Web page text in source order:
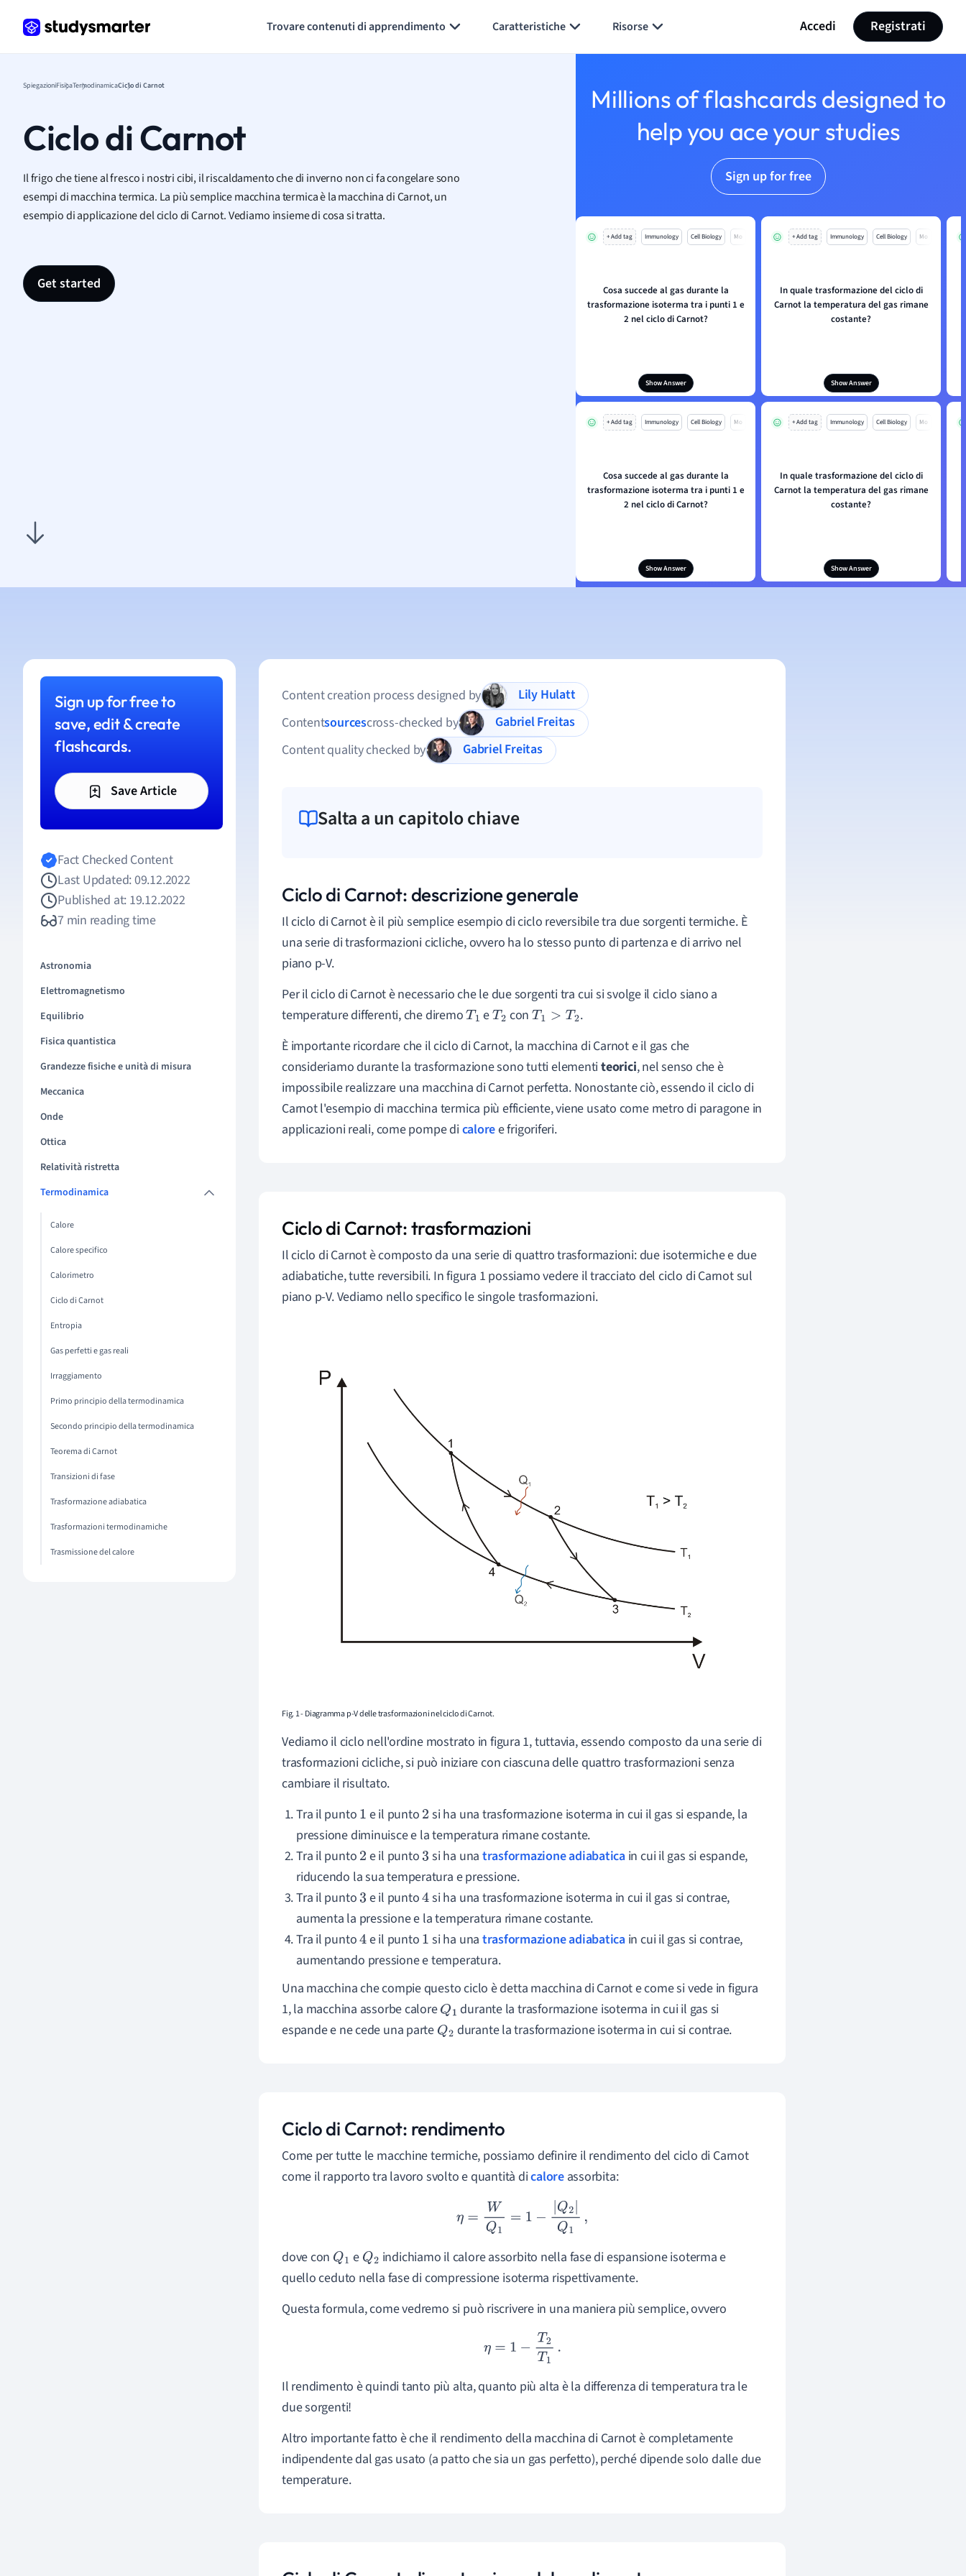
Trovare contenuti di apprendimento Caratteristiche Risorse Accedi Registrati
SpiegazioniFisicaTermodinamicaCiclo di Carnot
Ciclo di Carnot
Il frigo che tiene al fresco i nostri cibi, il riscaldamento che di inverno non ci fa congelare sono
esempi di macchina termica. La più semplice macchina termica è la macchina di Carnot, un
esempio di applicazione del ciclo di Carnot. Vediamo insieme di cosa si tratta.
Get started
Millions of flashcards designed to
help you ace your studies
Sign up for free
+ Add tag Immunology Cell Biology Mo
Cosa succede al gas durante la
trasformazione isoterma tra i punti 1 e
2 nel ciclo di Carnot?
Show Answer
+ Add tag Immunology Cell Biology Mo
In quale trasformazione del ciclo di
Carnot la temperatura del gas rimane
costante?
Show Answer
+ Add tag Immunology Cell Biology Mo
Cosa succede al gas durante la
trasformazione isoterma tra i punti 1 e
2 nel ciclo di Carnot?
Show Answer
+ Add tag Immunology Cell Biology Mo
In quale trasformazione del ciclo di
Carnot la temperatura del gas rimane
costante?
Show Answer
Sign up for free to
save, edit & create
flashcards.
Save Article
Fact Checked Content
Last Updated: 09.12.2022
Published at: 19.12.2022
7 min reading time
Astronomia
Elettromagnetismo
Equilibrio
Fisica quantistica
Grandezze fisiche e unità di misura
Meccanica
Onde
Ottica
Relatività ristretta
Termodinamica
Calore
Calore specifico
Calorimetro
Ciclo di Carnot
Entropia
Gas perfetti e gas reali
Irraggiamento
Primo principio della termodinamica
Secondo principio della termodinamica
Teorema di Carnot
Transizioni di fase
Trasformazione adiabatica
Trasformazioni termodinamiche
Trasmissione del calore
Content creation process designed by
Lily Hulatt
Contentsourcescross-checked by
Gabriel Freitas
Content quality checked by
Gabriel Freitas
Salta a un capitolo chiave
Ciclo di Carnot: descrizione generale
Il ciclo di Carnot è il più semplice esempio di ciclo reversibile tra due sorgenti termiche. È
una serie di trasformazioni cicliche, ovvero ha lo stesso punto di partenza e di arrivo nel
piano p-V.
Per il ciclo di Carnot è necessario che le due sorgenti tra cui si svolge il ciclo siano a
temperature differenti, che diremoT1 eT2 con T1>T2
.
È importante ricordare che il ciclo di Carnot, la macchina di Carnot e il gas che
consideriamo durante la trasformazione sono tutti elementiteorici, nel senso che è
impossibile realizzare una macchina di Carnot perfetta. Nonostante ciò, essendo il ciclo di
Carnot l'esempio di macchina termica più efficiente, viene usato come metro di paragone in
applicazioni reali, come pompe dicaloree frigoriferi.
Ciclo di Carnot: trasformazioni
Il ciclo di Carnot è composto da una serie di quattro trasformazioni: due isotermiche e due
adiabatiche, tutte reversibili. In figura 1 possiamo vedere il tracciato del ciclo di Carnot sul
piano p-V. Vediamo nello specifico le singole trasformazioni.
Fig. 1 - Diagramma p-V delle trasformazioni nel ciclo di Carnot.
Vediamo il ciclo nell'ordine mostrato in figura 1, tuttavia, essendo composto da una serie di
trasformazioni cicliche, si può iniziare con ciascuna delle quattro trasformazioni senza
cambiare il risultato.
Tra il punto 1 e il punto 2 si ha una trasformazione isoterma in cui il gas si espande, la
pressione diminuisce e la temperatura rimane costante.
Tra il punto 2 e il punto 3 si ha una trasformazione adiabaticain cui il gas si espande,
riducendo la sua temperatura e pressione.
Tra il punto 3 e il punto4si ha una trasformazione isoterma in cui il gas si contrae,
aumenta la pressione e la temperatura rimane costante.
Tra il punto4 e il punto 1 si ha una trasformazione adiabaticain cui il gas si contrae,
aumentando pressione e temperatura.
Una macchina che compie questo ciclo è detta macchina di Carnot e come si vede in figura
1, la macchina assorbe caloreQ1 durante la trasformazione isoterma in cui il gas si
espande e ne cede una parte Q2 durante la trasformazione isoterma in cui si contrae.
Ciclo di Carnot: rendimento
Come per tutte le macchine termiche, possiamo definire il rendimento del ciclo di Carnot
come il rapporto tra lavoro svolto e quantità dicaloreassorbita:
η WQ 1=1 − Q1,
dove con Q1 e Q2 indichiamo il calore assorbito nella fase di espansione isoterma e
quello ceduto nella fase di compressione isoterma rispettivamente.
Questa formula, come vedremo si può riscrivere in una maniera più semplice, ovvero
η= 1− T2 T1.
Il rendimento è quindi tanto più alta, quanto più alta è la differenza di temperatura tra le
due sorgenti!
Altro importante fatto è che il rendimento della macchina di Carnot è completamente
indipendente dal gas usato (a patto che sia un gas perfetto), perché dipende solo dalle due
temperature.